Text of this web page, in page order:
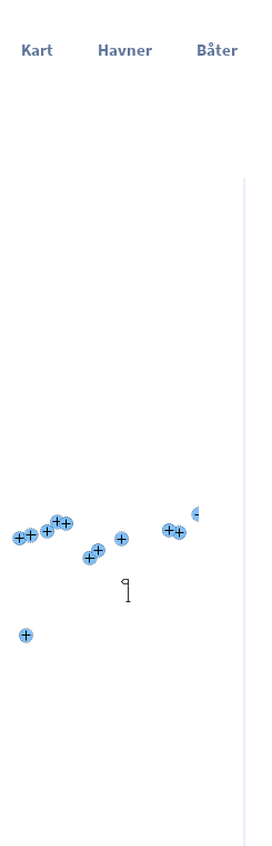
Kart Havner Båter